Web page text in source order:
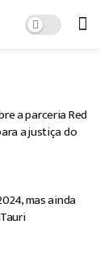
a parceria Red
a justiça do
mas ainda